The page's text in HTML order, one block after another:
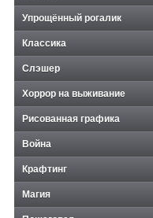
Упрощённый рогалик
Классика
Слэшер
Хоррор на выживание
Рисованная графика
Война
Крафтинг
Магия